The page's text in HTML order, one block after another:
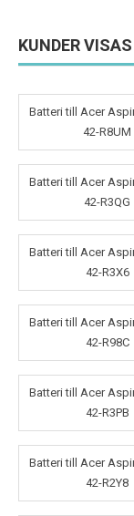
KUNDER
Batteri till Acer
42-R8UM
Batteri till Acer
42-R3QG
Batteri till Acer
42-R3X6
Batteri till Acer
42-R98C
Batteri till Acer
42-R3PB
Batteri till Acer
42-R2Y8